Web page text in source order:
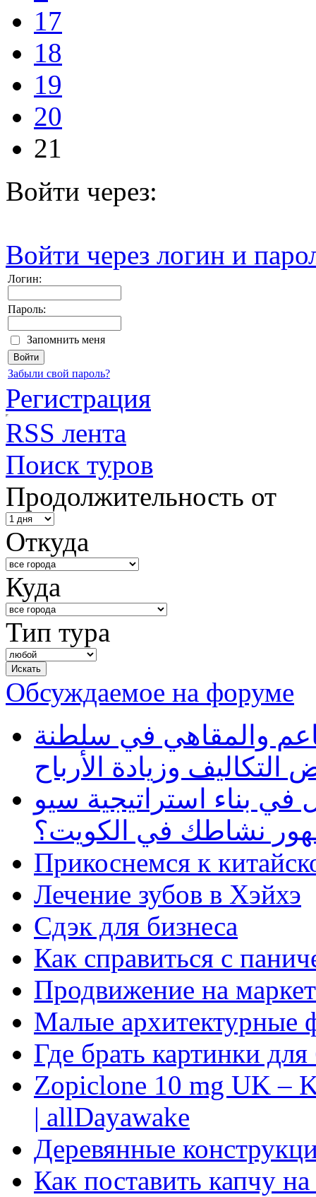
17
18
19
20
21
Войти через:
Войти через логин и
Логин:
Пароль:
Запомнить меня
Забыли свой пароль?
Регистрация
RSS лента
Поиск туров
Продолжительность от
Откуда
Куда
Тип тура
Обсуждаемое на форуме
والمقاهي في سلطنة
وزيادة الأرباح
بناء استراتيجية سيو
نشاطك في الكويت؟
Прикоснемся к
Лечение зубов в Хэйхэ
Сдэк для бизнеса
Как справиться с
Продвижение на
Малые архитектурные
Где брать картинки
Zopiclone 10 mg UK –
| allDayawake
Деревянные
Как поставить капчу